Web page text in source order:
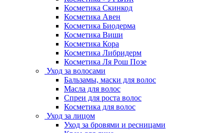
Косметика Скинкод
Косметика Авен
Косметика Биодерма
Косметика Виши
Косметика Кора
Косметика Либридерм
Косметика Ля Рош Позе
Уход за волосами
Бальзамы, маски для волос
Масла для волос
Спреи для роста волос
Косметика для волос
Уход за лицом
Уход за бровями и ресницами